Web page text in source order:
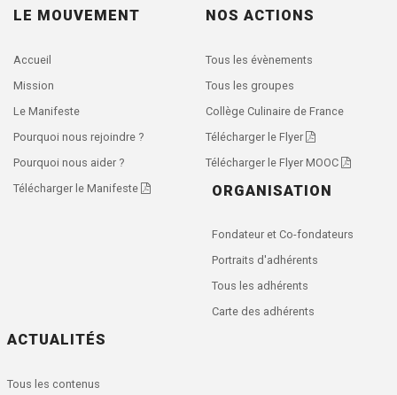
LE MOUVEMENT
Accueil
Mission
Le Manifeste
Pourquoi nous rejoindre ?
Pourquoi nous aider ?
Télécharger le Manifeste
NOS ACTIONS
Tous les évènements
Tous les groupes
Collège Culinaire de France
Télécharger le Flyer
Télécharger le Flyer MOOC
ORGANISATION
Fondateur et Co-fondateurs
Portraits d'adhérents
Tous les adhérents
Carte des adhérents
ACTUALITÉS
Tous les contenus